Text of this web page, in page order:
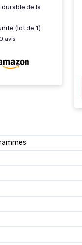
durable de la
(lot de 1)
avis